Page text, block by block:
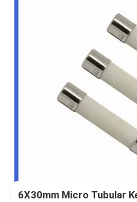
6X30mm Micro Tubular